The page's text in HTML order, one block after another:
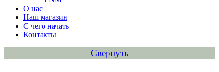
О нас
Наш магазин
С чего начать
Контакты
Свернуть